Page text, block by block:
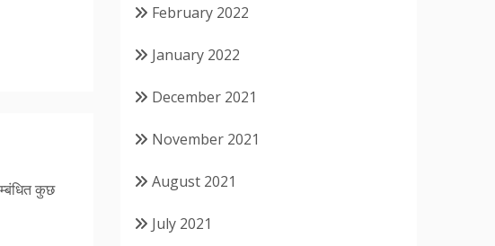
कुछ
February 2022
January 2022
December 2021
November 2021
August 2021
July 2021